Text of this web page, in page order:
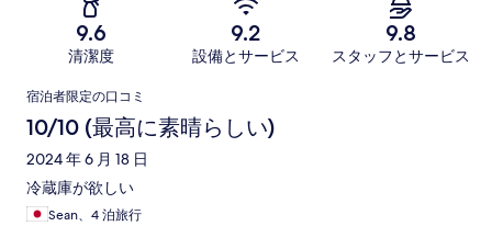
9.6
清潔度
9.2
設備とサービス
9.8
スタッフとサービス
口
コ
ミ
宿泊者限定の口コミ
10/10 (最高に素晴らしい)
2024 年 6 月 18 日
冷蔵庫が欲しい
Sean、4 泊旅行